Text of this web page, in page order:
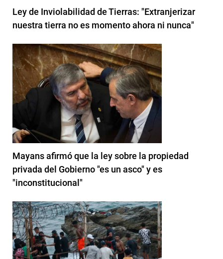
Ley de Inviolabilidad de Tierras: "Extranjerizar
nuestra tierra no es momento ahora ni nunca"
Mayans afirmó que la ley sobre la propiedad
privada del Gobierno "es un asco" y es
"inconstitucional"